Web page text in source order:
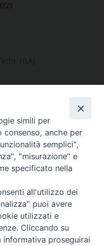
(BA)
simili per
anche per
semplici",
"misurazione" e
specificato nella
all'utilizzo dei
puoi avere
utilizzati e
Cliccando su
proseguirai